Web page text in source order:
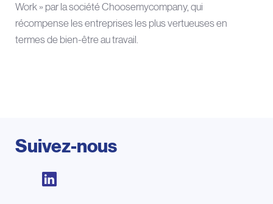
Work » par la société Choosemycompany, qui
récompense les entreprises les plus vertueuses en
termes de bien-être au travail.
Suivez-nous